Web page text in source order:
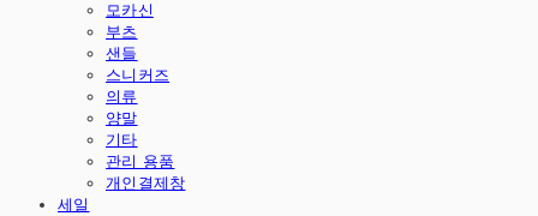
모카신
부츠
샌들
스니커즈
의류
양말
기타
관리 용품
개인결제창
세일